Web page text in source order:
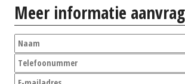
Meer informatie